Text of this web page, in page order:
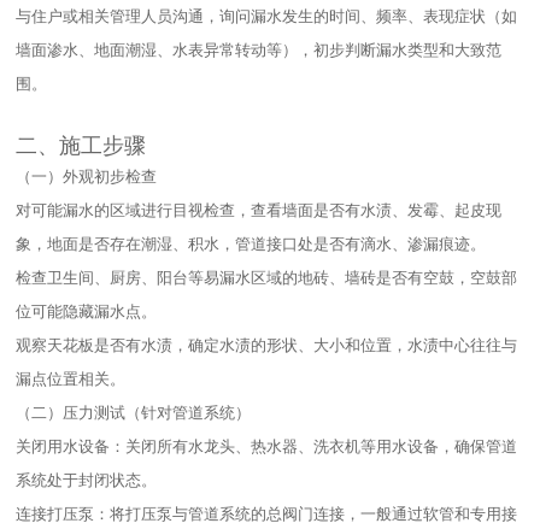
与住户或相关管理人员沟通，询问漏水发生的时间、频率、表现症状（如
墙面渗水、地面潮湿、水表异常转动等），初步判断漏水类型和大致范
围。​
二、施工步骤​
（一）外观初步检查​
对可能漏水的区域进行目视检查，查看墙面是否有水渍、发霉、起皮现
象，地面是否存在潮湿、积水，管道接口处是否有滴水、渗漏痕迹。​
检查卫生间、厨房、阳台等易漏水区域的地砖、墙砖是否有空鼓，空鼓部
位可能隐藏漏水点。​
观察天花板是否有水渍，确定水渍的形状、大小和位置，水渍中心往往与
漏点位置相关。​
（二）压力测试（针对管道系统）​
关闭用水设备：关闭所有水龙头、热水器、洗衣机等用水设备，确保管道
系统处于封闭状态。​
连接打压泵：将打压泵与管道系统的总阀门连接，一般通过软管和专用接